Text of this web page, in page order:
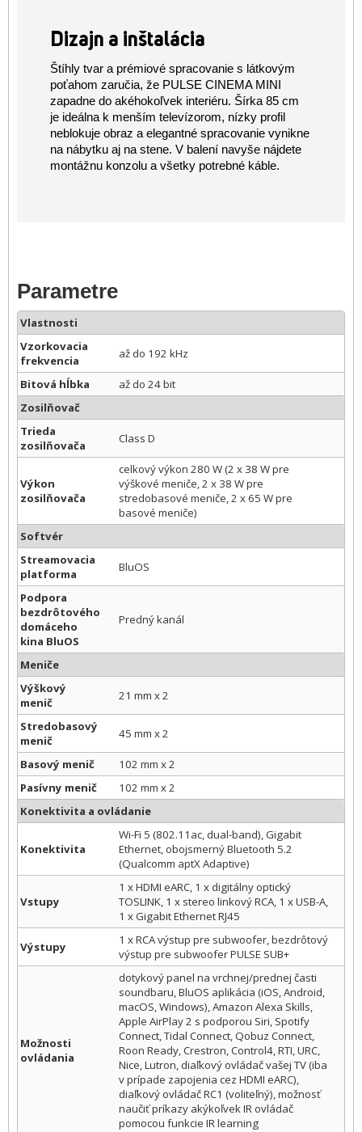
Dizajn a inštalácia
Štíhly tvar a prémiové spracovanie s látkovým
poťahom zaručia, že PULSE CINEMA MINI
zapadne do akéhokoľvek interiéru. Šírka 85 cm
je ideálna k menším televízorom, nízky profil
neblokuje obraz a elegantné spracovanie vynikne
na nábytku aj na stene. V balení navyše nájdete
montážnu konzolu a všetky potrebné káble.
Parametre
Vlastnosti
Vzorkovacia
frekvencia
až do 192 kHz
Bitová hĺbka
až do 24 bit
Zosilňovač
Trieda
zosilňovača
Class D
Výkon
zosilňovača
celkový výkon 280 W (2 x 38 W pre
výškové meniče, 2 x 38 W pre
stredobasové meniče, 2 x 65 W pre
basové meniče)
Softvér
Streamovacia
platforma
BluOS
Podpora
bezdrôtového
domáceho
kina BluOS
Predný kanál
Meniče
Výškový
menič
21 mm x 2
Stredobasový
menič
45 mm x 2
Basový menič
102 mm x 2
Pasívny menič
102 mm x 2
Konektivita a ovládanie
Konektivita
Wi-Fi 5 (802.11ac, dual-band), Gigabit
Ethernet, obojsmerný Bluetooth 5.2
(Qualcomm aptX Adaptive)
Vstupy
1 x HDMI eARC, 1 x digitálny optický
TOSLINK, 1 x stereo linkový RCA, 1 x USB-A,
1 x Gigabit Ethernet RJ45
Výstupy
1 x RCA výstup pre subwoofer, bezdrôtový
výstup pre subwoofer PULSE SUB+
Možnosti
ovládania
dotykový panel na vrchnej/prednej časti
soundbaru, BluOS aplikácia (iOS, Android,
macOS, Windows), Amazon Alexa Skills,
Apple AirPlay 2 s podporou Siri, Spotify
Connect, Tidal Connect, Qobuz Connect,
Roon Ready, Crestron, Control4, RTI, URC,
Nice, Lutron, diaľkový ovládač vašej TV (iba
v prípade zapojenia cez HDMI eARC),
diaľkový ovládač RC1 (voliteľný), možnosť
naučiť príkazy akýkoľvek IR ovládač
pomocou funkcie IR learning